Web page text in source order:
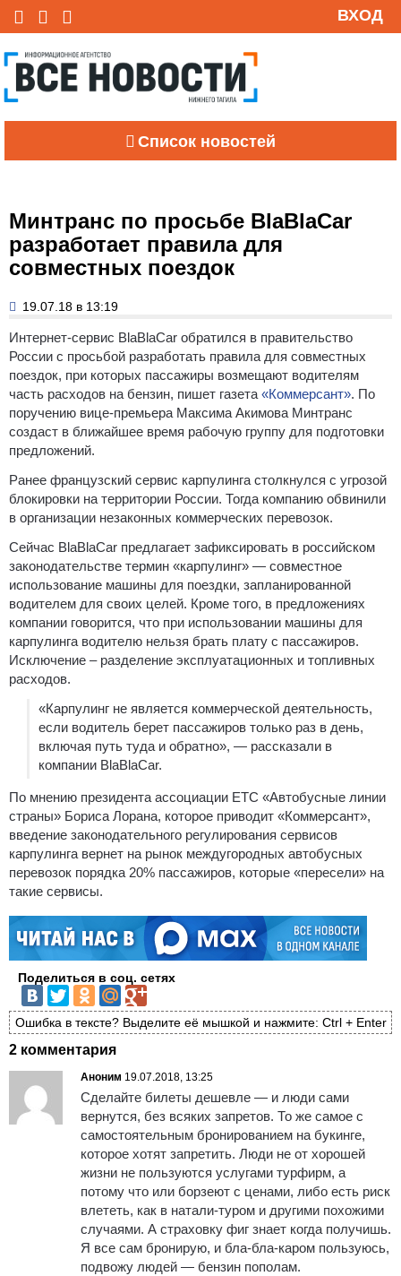
ВХОД
Список новостей
Минтранс по просьбе BlaBlaCar
разработает правила для
совместных поездок
19.07.18 в 13:19
Интернет-сервис BlaBlaCar обратился в правительство
России с просьбой разработать правила для совместных
поездок, при которых пассажиры возмещают водителям
часть расходов на бензин, пишет газета «Коммерсант». По
поручению вице-премьера Максима Акимова Минтранс
создаст в ближайшее время рабочую группу для подготовки
предложений.
Ранее французский сервис карпулинга столкнулся с угрозой
блокировки на территории России. Тогда компанию обвинили
в организации незаконных коммерческих перевозок.
Сейчас BlaBlaCar предлагает зафиксировать в российском
законодательстве термин «карпулинг» — совместное
использование машины для поездки, запланированной
водителем для своих целей. Кроме того, в предложениях
компании говорится, что при использовании машины для
карпулинга водителю нельзя брать плату с пассажиров.
Исключение – разделение эксплуатационных и топливных
расходов.
«Карпулинг не является коммерческой деятельность,
если водитель берет пассажиров только раз в день,
включая путь туда и обратно», — рассказали в
компании BlaBlaCar.
По мнению президента ассоциации ЕТС «Автобусные линии
страны» Бориса Лорана, которое приводит «Коммерсант»,
введение законодательного регулирования сервисов
карпулинга вернет на рынок междугородных автобусных
перевозок порядка 20% пассажиров, которые «пересели» на
такие сервисы.
Поделиться в соц. сетях
Ошибка в тексте? Выделите её мышкой и нажмите: Ctrl + Enter
2 комментария
Аноним 19.07.2018, 13:25
Сделайте билеты дешевле — и люди сами
вернутся, без всяких запретов. То же самое с
самостоятельным бронированием на букинге,
которое хотят запретить. Люди не от хорошей
жизни не пользуются услугами турфирм, а
потому что или борзеют с ценами, либо есть риск
влететь, как в натали-туром и другими похожими
случаями. А страховку фиг знает когда получишь.
Я все сам бронирую, и бла-бла-каром пользуюсь,
подвожу людей — бензин пополам.